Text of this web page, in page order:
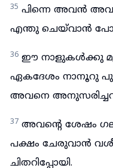
35 പിന്നെ അവൻ
എന്തു ചെയ്‌വാൻ
36 ഈ നാളുകൾക്കു
ഏകദേശം നാനൂറു
അവനെ അനുസരിച്ചവർ
37 അവന്റെ ശേഷം
പക്ഷം ചേരുവാൻ
ചിതറിപ്പോയി.